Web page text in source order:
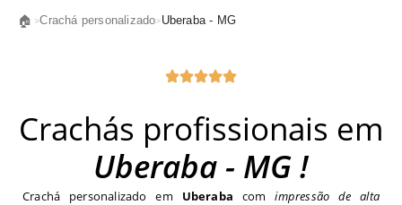
🏠 >Crachá personalizado>Uberaba - MG
Crachás profissionais em
Uberaba - MG !
Crachá personalizado em Uberaba com impressão de alta